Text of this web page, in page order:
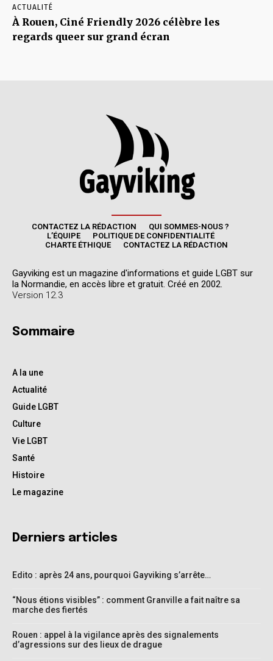
ACTUALITÉ
À Rouen, Ciné Friendly 2026 célèbre les
regards queer sur grand écran
CONTACTEZ LA RÉDACTION
QUI SOMMES-NOUS ?
L’ÉQUIPE
POLITIQUE DE CONFIDENTIALITÉ
CHARTE ÉTHIQUE
CONTACTEZ LA RÉDACTION
Gayviking est un magazine d'informations et guide LGBT sur
la Normandie, en accès libre et gratuit. Créé en 2002.
Version 12.3
Sommaire
A la une
Actualité
Guide LGBT
Culture
Vie LGBT
Santé
Histoire
Le magazine
Derniers articles
Edito : après 24 ans, pourquoi Gayviking s’arrête…
“Nous étions visibles” : comment Granville a fait naître sa
marche des fiertés
Rouen : appel à la vigilance après des signalements
d’agressions sur des lieux de drague